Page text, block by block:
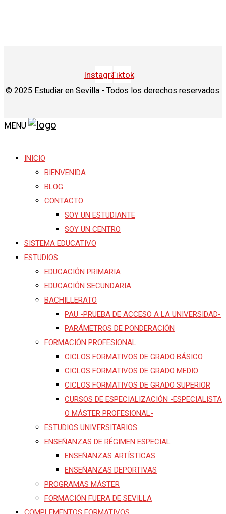
InstagramTiktok
© 2025 Estudiar en Sevilla - Todos los derechos reservados.
MENU
INICIO
BIENVENIDA
BLOG
CONTACTO
SOY UN ESTUDIANTE
SOY UN CENTRO
SISTEMA EDUCATIVO
ESTUDIOS
EDUCACIÓN PRIMARIA
EDUCACIÓN SECUNDARIA
BACHILLERATO
PAU -PRUEBA DE ACCESO A LA UNIVERSIDAD-
PARÁMETROS DE PONDERACIÓN
FORMACIÓN PROFESIONAL
CICLOS FORMATIVOS DE GRADO BÁSICO
CICLOS FORMATIVOS DE GRADO MEDIO
CICLOS FORMATIVOS DE GRADO SUPERIOR
CURSOS DE ESPECIALIZACIÓN -ESPECIALISTA
O MÁSTER PROFESIONAL-
ESTUDIOS UNIVERSITARIOS
ENSEÑANZAS DE RÉGIMEN ESPECIAL
ENSEÑANZAS ARTÍSTICAS
ENSEÑANZAS DEPORTIVAS
PROGRAMAS MÁSTER
FORMACIÓN FUERA DE SEVILLA